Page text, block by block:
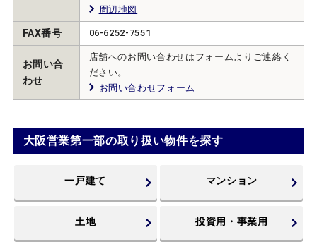
周辺地図
FAX番号 06-6252-7551
お問い合
わせ
店舗へのお問い合わせはフォームよりご連絡く
ださい。
お問い合わせフォーム
大阪営業第一部の取り扱い物件を探す
一戸建て マンション
土地 投資用・事業用